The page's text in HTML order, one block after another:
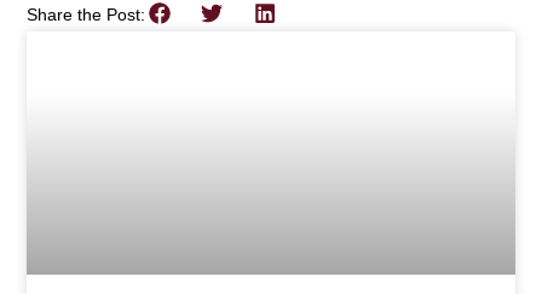
Share the Post: